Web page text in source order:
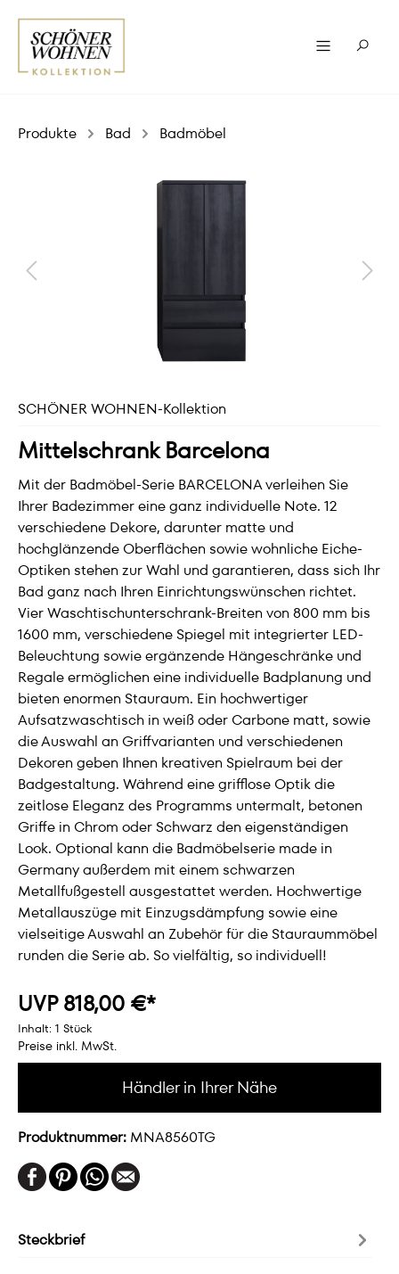
Produkte Bad Badmöbel
SCHÖNER WOHNEN-Kollektion
Mittelschrank Barcelona
Mit der Badmöbel-Serie BARCELONA verleihen Sie
Ihrer Badezimmer eine ganz individuelle Note. 12
verschiedene Dekore, darunter matte und
hochglänzende Oberflächen sowie wohnliche Eiche-
Optiken stehen zur Wahl und garantieren, dass sich Ihr
Bad ganz nach Ihren Einrichtungswünschen richtet.
Vier Waschtischunterschrank-Breiten von 800 mm bis
1600 mm, verschiedene Spiegel mit integrierter LED-
Beleuchtung sowie ergänzende Hängeschränke und
Regale ermöglichen eine individuelle Badplanung und
bieten enormen Stauraum. Ein hochwertiger
Aufsatzwaschtisch in weiß oder Carbone matt, sowie
die Auswahl an Griffvarianten und verschiedenen
Dekoren geben Ihnen kreativen Spielraum bei der
Badgestaltung. Während eine grifflose Optik die
zeitlose Eleganz des Programms untermalt, betonen
Griffe in Chrom oder Schwarz den eigenständigen
Look. Optional kann die Badmöbelserie made in
Germany außerdem mit einem schwarzen
Metallfußgestell ausgestattet werden. Hochwertige
Metallauszüge mit Einzugsdämpfung sowie eine
vielseitige Auswahl an Zubehör für die Stauraummöbel
runden die Serie ab. So vielfältig, so individuell!
UVP 818,00 €*
Inhalt: 1 Stück
Preise inkl. MwSt.
Händler in Ihrer Nähe
Produktnummer: MNA8560TG
Steckbrief